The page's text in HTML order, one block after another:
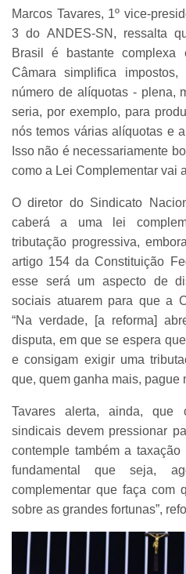
Marcos Tavares, 1º vice-
3 do ANDES-SN, ressalta
Brasil é bastante
Câmara simplifica
número de alíquotas - plena,
seria, por exemplo, para
nós temos várias alíquotas e
Isso não é necessariamente
como a Lei Complementar vai
O diretor do Sindicato
caberá a uma lei
tributação progressiva,
artigo 154 da Constituição
esse será um aspecto de
sociais atuarem para que a
“Na verdade, [a reforma]
disputa, em que se espera
e consigam exigir uma
que, quem ganha mais, pague
Tavares alerta, ainda, que
sindicais devem pressionar
contemple também a taxação
fundamental que seja,
complementar que faça com
sobre as grandes fortunas”,